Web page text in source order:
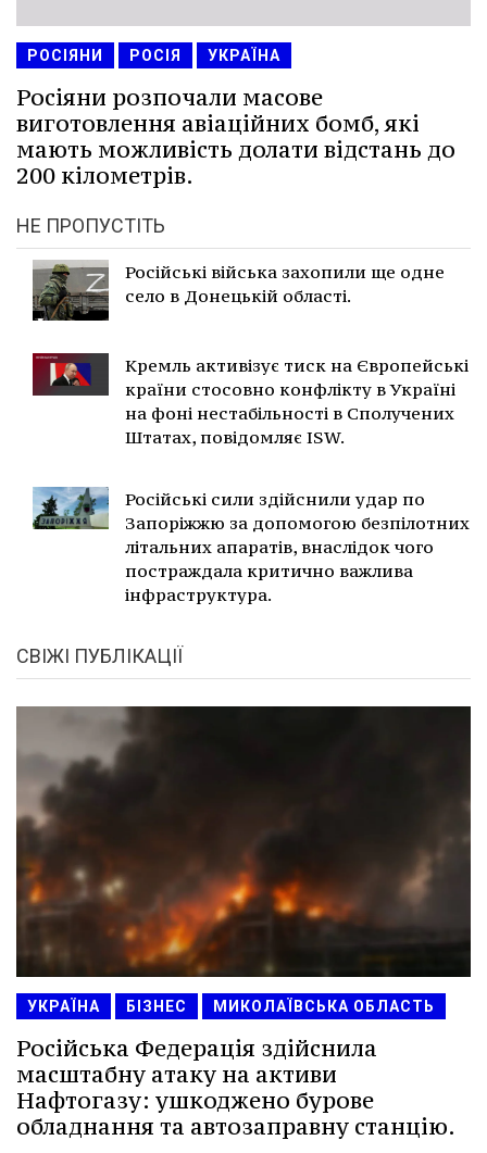
РОСІЯНИ РОСІЯ УКРАЇНА
Росіяни розпочали масове
виготовлення авіаційних бомб, які
мають можливість долати відстань до
200 кілометрів.
НЕ ПРОПУСТІТЬ
Російські війська захопили ще одне
село в Донецькій області.
Кремль активізує тиск на Європейські
країни стосовно конфлікту в Україні
на фоні нестабільності в Сполучених
Штатах, повідомляє ISW.
Російські сили здійснили удар по
Запоріжжю за допомогою безпілотних
літальних апаратів, внаслідок чого
постраждала критично важлива
інфраструктура.
СВІЖІ ПУБЛІКАЦІЇ
УКРАЇНА БІЗНЕС МИКОЛАЇВСЬКА ОБЛАСТЬ
Російська Федерація здійснила
масштабну атаку на активи
Нафтогазу: ушкоджено бурове
обладнання та автозаправну станцію.